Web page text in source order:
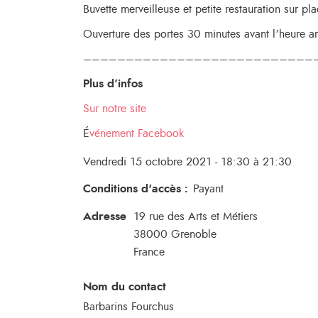
Buvette merveilleuse et petite restauration sur
Ouverture des portes 30 minutes avant l’heure
Plus d’infos
Sur notre site
Événement Facebook
Vendredi 15 octobre 2021 - 18:30 à 21:30
Conditions d'accès : Payant
Adresse
19 rue des Arts et Métiers
38000 Grenoble
France
Nom du contact
Barbarins Fourchus